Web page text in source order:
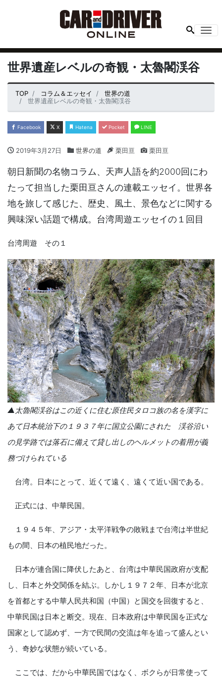
世界遺産レベルの奇観・太魯閣渓谷
TOP コラム＆エッセイ
世界の道
世界遺産レベルの奇観・太魯閣渓谷
Facebook X Hatena Pocket LINE
2019年3月27日 世界の道 栗田亘 栗田亘
朝日新聞の名物コラム、天声人語を約2000回にわ
たって担当した栗田亘さんの連載エッセイ。世界各
地を旅して感じた、歴史、風土、景色などに関する
興味深い話題で構成。台湾周遊エッセイの１回目
台湾周遊 その１
▲太魯閣渓谷はこの近くに住む原住民タロコ族の名を漢字に
あて日本統治下の１９３７年に国立公園にされた 渓谷沿い
の見学路では落石に備えて貸し出しのヘルメットの着用が義
務づけられている
台湾。日本にとって、近くて遠く、遠くて近い国である。
正式には、中華民国。
１９４５年、アジア・太平洋戦争の敗戦まで台湾は半世紀
もの間、日本の植民地だった。
日本が連合国に降伏したあと、台湾は中華民国政府が支配
し、日本と外交関係を結ぶ。しかし１９７２年、日本が北京
を首都とする中華人民共和国（中国）と国交を回復すると、
中華民国は日本と断交。現在、日本政府は中華民国を正式な
国家として認めず、一方で民間の交流は年を追って盛んとい
う、奇妙な状態が続いている。
ここでは、だから中華民国ではなく、ボクらが日常使って